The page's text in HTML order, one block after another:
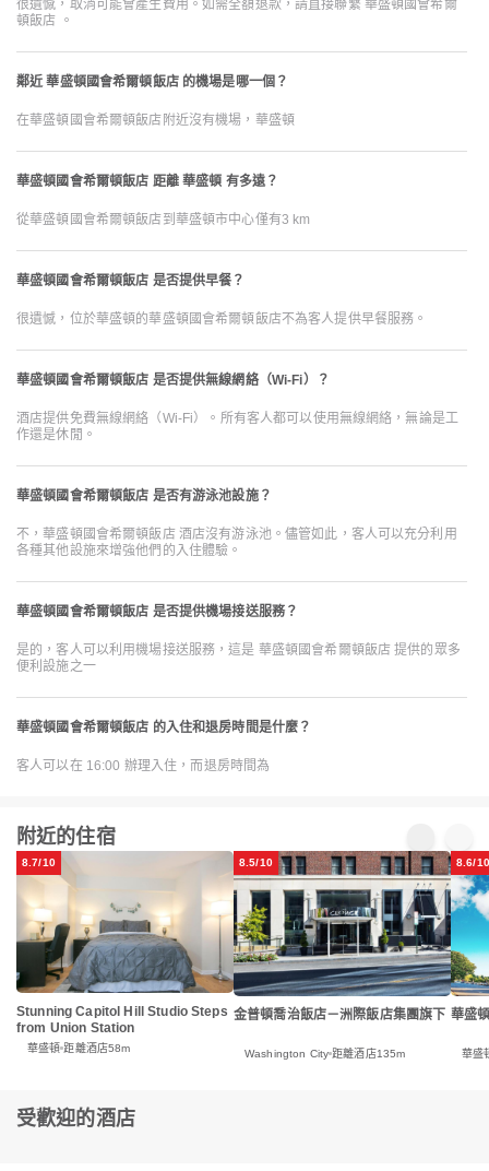
很遺憾，取消可能會產生費用。如需全額退款，請直接聯繫 華盛頓國會希爾
頓飯店 。
鄰近 華盛頓國會希爾頓飯店 的機場是哪一個？
在華盛頓國會希爾頓飯店附近沒有機場，華盛頓
華盛頓國會希爾頓飯店 距離 華盛頓 有多遠？
從華盛頓國會希爾頓飯店到華盛頓市中心僅有3 km
華盛頓國會希爾頓飯店 是否提供早餐？
很遺憾，位於華盛頓的華盛頓國會希爾頓飯店不為客人提供早餐服務。
華盛頓國會希爾頓飯店 是否提供無線網絡（Wi-Fi）？
酒店提供免費無線網絡（Wi-Fi）。所有客人都可以使用無線網絡，無論是工
作還是休閒。
華盛頓國會希爾頓飯店 是否有游泳池設施？
不，華盛頓國會希爾頓飯店 酒店沒有游泳池。儘管如此，客人可以充分利用
各種其他設施來增強他們的入住體驗。
華盛頓國會希爾頓飯店 是否提供機場接送服務？
是的，客人可以利用機場接送服務，這是 華盛頓國會希爾頓飯店 提供的眾多
便利設施之一
華盛頓國會希爾頓飯店 的入住和退房時間是什麼？
客人可以在 16:00 辦理入住，而退房時間為
附近的住宿
8.7/10
Stunning Capitol Hill Studio Steps
from Union Station
華盛頓 距離酒店58m
8.5/10
金普頓喬治飯店－洲際飯店集團旗下
Washington City 距離酒店135m
8.6/10
華盛
華盛
受歡迎的酒店